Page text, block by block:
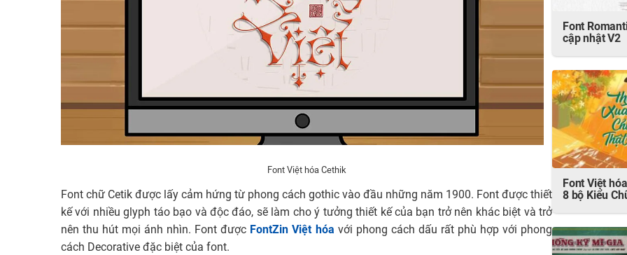
Font Việt hóa Cethik
Font chữ Cetik được lấy cảm hứng từ phong cách gothic vào đầu những năm 1900. Font được thiết
kế với nhiều glyph táo bạo và độc đáo, sẽ làm cho ý tưởng thiết kế của bạn trở nên khác biệt và trở
nên thu hút mọi ánh nhìn. Font được FontZin Việt hóa với phong cách dấu rất phù hợp với phong
cách Decorative đặc biệt của font.
Font
cập nhật V2
Font Việt
8 bộ Kiểu